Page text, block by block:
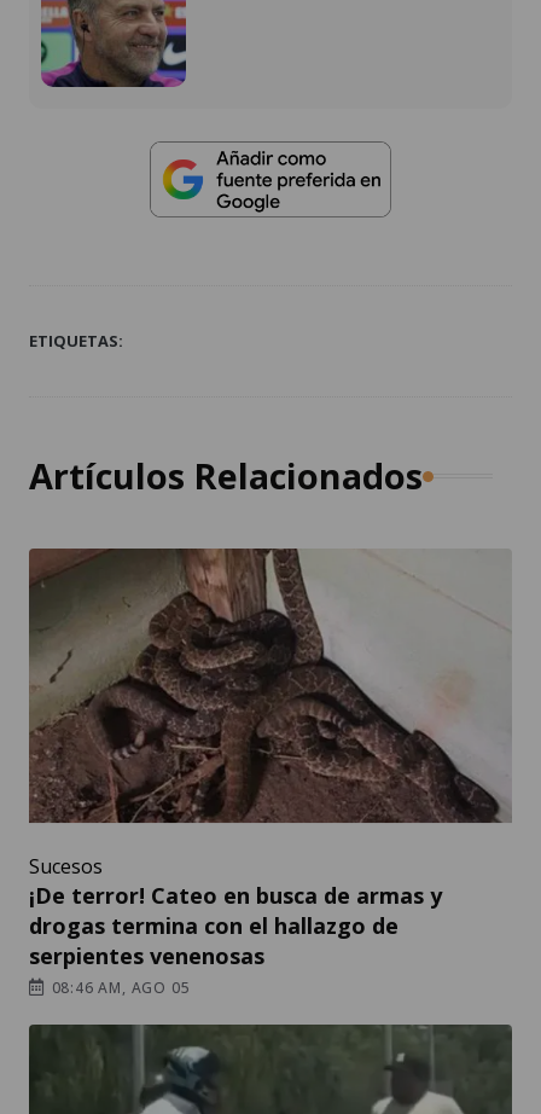
ETIQUETAS:
Artículos Relacionados
Sucesos
¡De terror! Cateo en busca de armas y
drogas termina con el hallazgo de
serpientes venenosas
08:46 AM, AGO 05